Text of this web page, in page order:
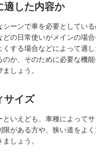
適した内容か
シーンで車を必要としている
どの日常使いがメインの場
する場合などによって適し
のか、そのために必要な機
しょう。
サイズ
といえども、車種によって
限がある方や、狭い道をよ
しょう。